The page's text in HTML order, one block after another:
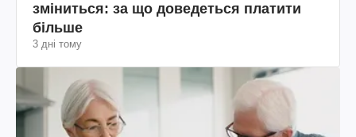
зміниться: за що доведеться платити
більше
3 дні тому